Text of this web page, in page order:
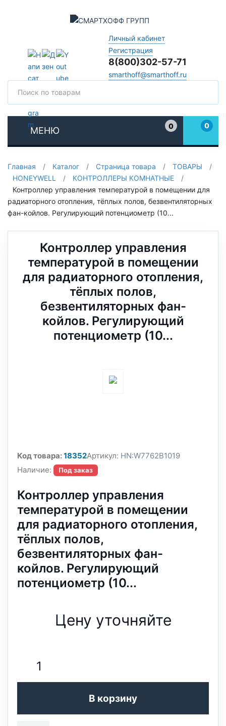
Личный кабинет
Регистрация
8(800)302-57-71
smarthoff@smarthoff.ru
МЕНЮ
0
0
Главная / Каталог / Страница товара / ТОВАРЫ
/
HONEYWELL
/ КОНТРОЛЛЕРЫ КОМНАТНЫЕ
/
Контроллер управления температурой в помещении для
радиаторного отопления, тёплых полов, безвентиляторных
фан-койлов. Регулирующий потенциометр (10...
Контроллер управления
температурой в помещении
для радиаторного отопления,
тёплых полов,
безвентиляторных фан-
койлов. Регулирующий
потенциометр (10...
Код товара:18352Артикул: HN:W7762B1019
Наличие:
Под заказ
Контроллер управления
температурой в помещении
для радиаторного отопления,
тёплых полов,
безвентиляторных фан-
койлов. Регулирующий
потенциометр (10...
Цену уточняйте
В корзину